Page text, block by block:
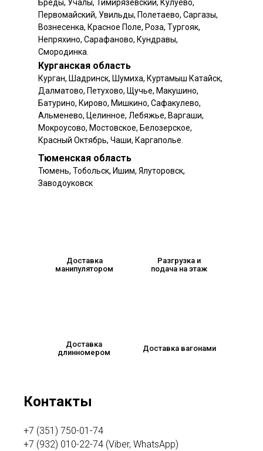
Курганская область
Тюменская область
Бреды, Учалы, Тимирязевский, Кулуево,
Первомайский, Увильды, Полетаево, Саргазы,
Вознесенка, Красное Поле, Роза, Тургояк,
Непряхино, Сарафаново, Кундравы,
Смородинка.
Курган, Шадринск, Шумиха, Куртамыш Катайск,
Далматово, Петухово, Щучье, Макушино,
Батурино, Кирово, Мишкино, Сафакулево,
Альменево, Целинное, Лебяжье, Варгаши,
Мокроусово, Мостовское, Белозерское,
Красный Октябрь, Чаши, Каргаполье.
Тюмень, Тобольск, Ишим, Ялуторовск,
Заводоуковск
Доставка
манипулятором
Доставка
длинномером
Разгрузка и
подача на этаж
Доставка вагонами
Контакты
+7 (351) 750-01-74
+7 (932) 010-22-74 (Viber, WhatsApp)